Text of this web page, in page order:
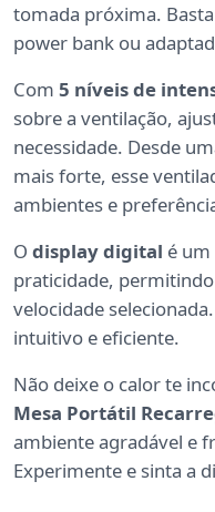
tomada próxima.
power bank ou
Com 5 níveis de
sobre a ventilação,
necessidade. Desde
mais forte, esse
ambientes e
O display digital é
praticidade,
velocidade
intuitivo e eficiente.
Não deixe o calor te
Mesa Portátil
ambiente agradável e
Experimente e sinta a